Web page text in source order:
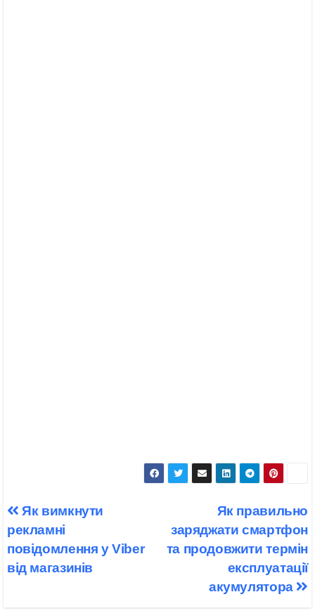
Навігація
записів
Як правильно
заряджати смартфон
та продовжити термін
експлуатації
акумулятора
Як вимкнути
рекламні
повідомлення у Viber
від магазинів